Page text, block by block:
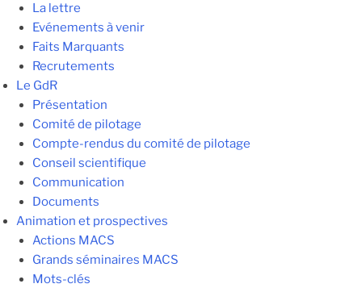
La lettre
Evénements à venir
Faits Marquants
Recrutements
Le GdR
Présentation
Comité de pilotage
Compte-rendus du comité de pilotage
Conseil scientifique
Communication
Documents
Animation et prospectives
Actions MACS
Grands séminaires MACS
Mots-clés